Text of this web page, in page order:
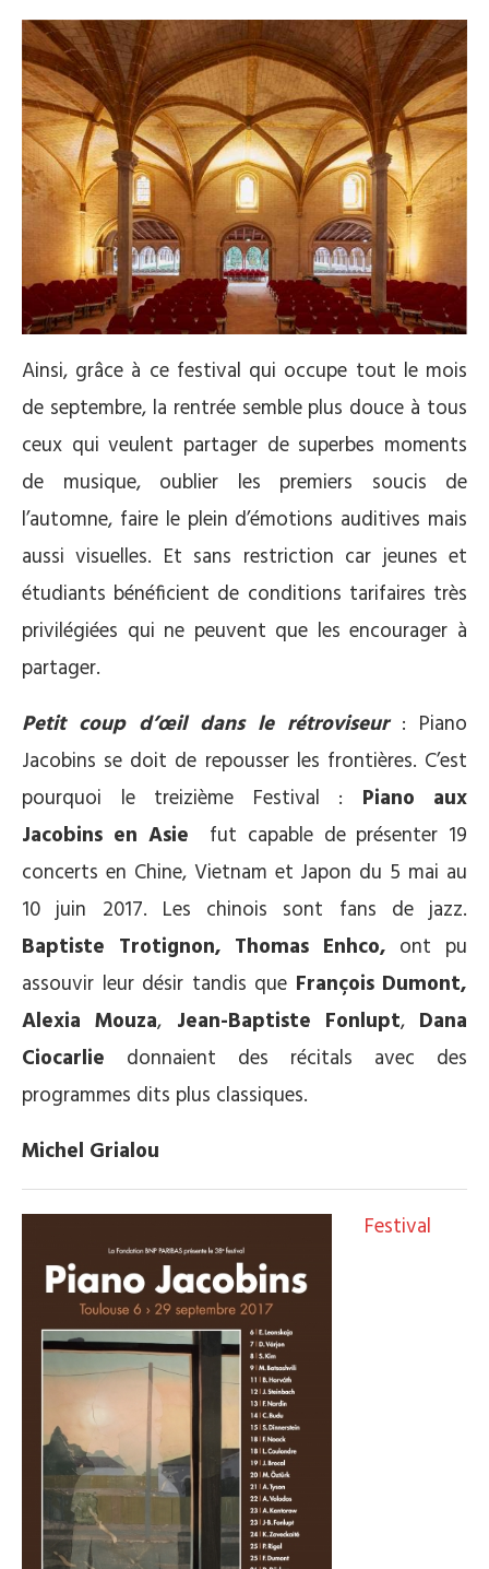
Ainsi, grâce à ce festival qui occupe tout le mois
de septembre, la rentrée semble plus douce à tous
ceux qui veulent partager de superbes moments
de musique, oublier les premiers soucis de
l’automne, faire le plein d’émotions auditives mais
aussi visuelles. Et sans restriction car jeunes et
étudiants bénéficient de conditions tarifaires très
privilégiées qui ne peuvent que les encourager à
partager.
Petit coup d’œil dans le rétroviseur : Piano
Jacobins se doit de repousser les frontières. C’est
pourquoi le treizième Festival : Piano aux
Jacobins en Asie fut capable de présenter 19
concerts en Chine, Vietnam et Japon du 5 mai au
10 juin 2017. Les chinois sont fans de jazz.
Baptiste Trotignon, Thomas Enhco, ont pu
assouvir leur désir tandis que François Dumont,
Alexia Mouza, Jean-Baptiste Fonlupt, Dana
Ciocarlie donnaient des récitals avec des
programmes dits plus classiques.
Michel Grialou
Festival